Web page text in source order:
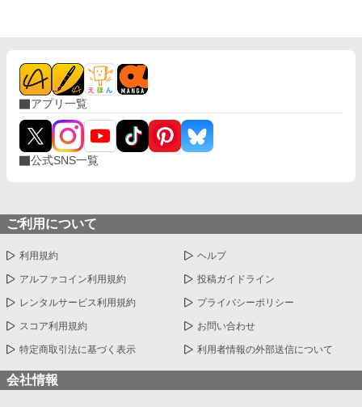
大日本帝国の2視点で進んでいく｡現代では有り得なかった様々な
イフが含まれる｡それを楽しんで貰えたらと思う。 またこの小説
はいかなる思想を賛美､賞賛するものでは無い｡ この小説は現代と
は似て非なるもの｡登場人物は史実には沿わないので悪しからず…
大日本帝国視点は都合上休止中です。気分により再開するらもし
れません。 【重要】 不定期更新｡超絶不定期更新です｡
アプリ一覧
公式SNS一覧
ご利用について
利用規約 ヘルプ
アルファコイン利用規約 投稿ガイドライン
レンタルサービス利用規約 プライバシーポリシー
スコア利用規約 お問い合わせ
特定商取引法に基づく表示 利用者情報の外部送信について
会社情報